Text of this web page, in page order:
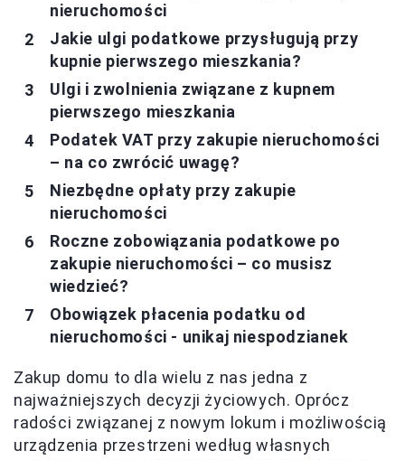
nieruchomości
Jakie ulgi podatkowe przysługują przy
kupnie pierwszego mieszkania?
Ulgi i zwolnienia związane z kupnem
pierwszego mieszkania
Podatek VAT przy zakupie nieruchomości
– na co zwrócić uwagę?
Niezbędne opłaty przy zakupie
nieruchomości
Roczne zobowiązania podatkowe po
zakupie nieruchomości – co musisz
wiedzieć?
Obowiązek płacenia podatku od
nieruchomości - unikaj niespodzianek
Zakup domu to dla wielu z nas jedna z
najważniejszych decyzji życiowych. Oprócz
radości związanej z nowym lokum i możliwością
urządzenia przestrzeni według własnych